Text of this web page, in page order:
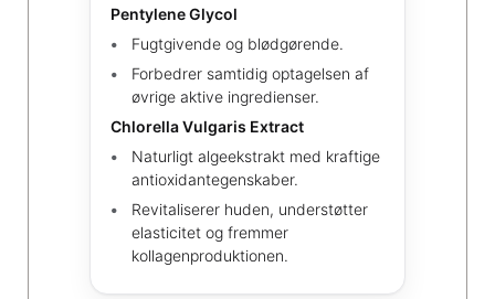
Pentylene Glycol
Fugtgivende og blødgørende.
Forbedrer samtidig optagelsen af
øvrige aktive ingredienser.
Chlorella Vulgaris Extract
Naturligt algeekstrakt med kraftige
antioxidantegenskaber.
Revitaliserer huden, understøtter
elasticitet og fremmer
kollagenproduktionen.